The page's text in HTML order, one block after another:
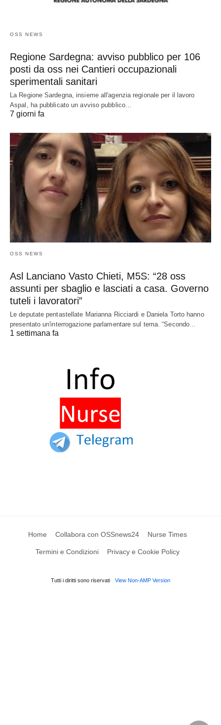
OSS NEWS
Regione Sardegna: avviso pubblico per 106
posti da oss nei Cantieri occupazionali
sperimentali sanitari
La Regione Sardegna, insieme all'agenzia regionale per il lavoro
Aspal, ha pubblicato un avviso pubblico…
7 giorni fa
OSS NEWS
Asl Lanciano Vasto Chieti, M5S: “28 oss
assunti per sbaglio e lasciati a casa. Governo
tuteli i lavoratori”
Le deputate pentastellate Marianna Ricciardi e Daniela Torto hanno
presentato un'interrogazione parlamentare sul tema. “Secondo…
1 settimana fa
Home Collabora con OSSnews24 Nurse Times
Termini e Condizioni Privacy e Cookie Policy
Tutti i diritti sono riservati View Non-AMP Version